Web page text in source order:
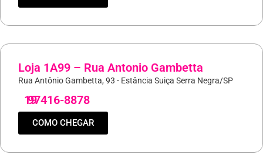
Loja 1A99 – Rua Antonio Gambetta
Rua Antônio Gambetta, 93 - Estância Suiça Serra Negra/SP
19
97416-8878
COMO CHEGAR